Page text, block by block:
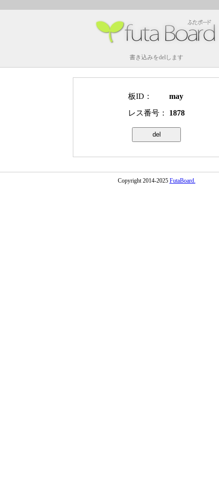
書き込みをdelします
板ID：
may
レス番号：
1878
Copyright 2014-2025 FutaBoard.